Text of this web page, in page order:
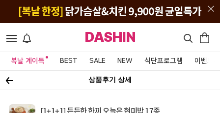
DASHIN
복날 계이득 BEST SALE NEW 식단프로그램 이벤트&
상품후기 상세